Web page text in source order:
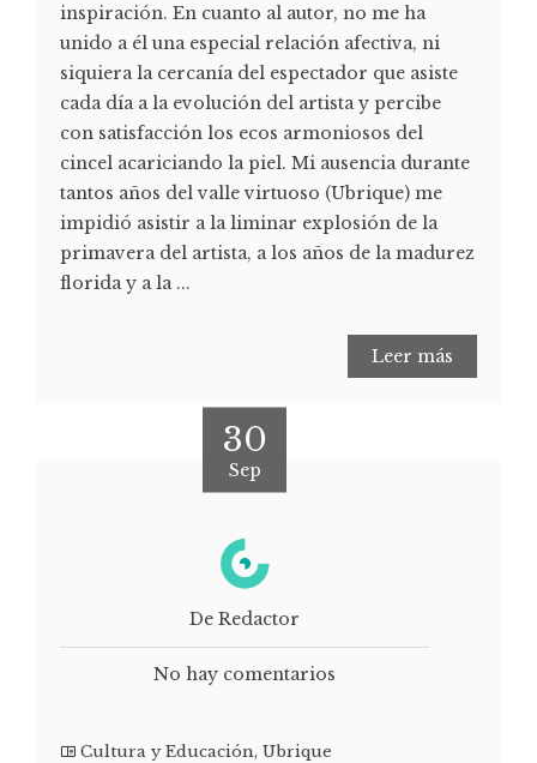
inspiración. En cuanto al autor, no me ha
unido a él una especial relación afectiva, ni
siquiera la cercanía del espectador que asiste
cada día a la evolución del artista y percibe
con satisfacción los ecos armoniosos del
cincel acariciando la piel. Mi ausencia durante
tantos años del valle virtuoso (Ubrique) me
impidió asistir a la liminar explosión de la
primavera del artista, a los años de la madurez
florida y a la ...
Leer más
30
Sep
De Redactor
No hay comentarios
Cultura y Educación, Ubrique